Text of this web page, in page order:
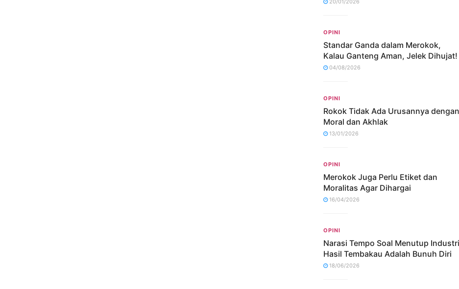
OPINI
Standar Ganda dalam Merokok,
Kalau Ganteng Aman, Jelek Dihujat!
04/08/2026
OPINI
Rokok Tidak Ada Urusannya dengan
Moral dan Akhlak
13/01/2026
OPINI
Merokok Juga Perlu Etiket dan
Moralitas Agar Dihargai
16/04/2026
OPINI
Narasi Tempo Soal Menutup Industri
Hasil Tembakau Adalah Bunuh Diri
18/06/2026